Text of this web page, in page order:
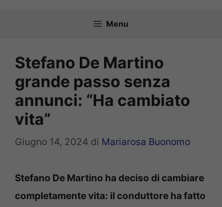
Menu
Stefano De Martino
grande passo senza
annunci: “Ha cambiato
vita”
Giugno 14, 2024 di Mariarosa Buonomo
Stefano De Martino ha deciso di cambiare
completamente vita: il conduttore ha fatto